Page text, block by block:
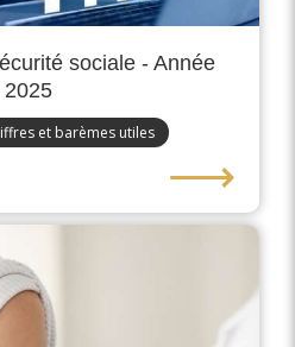
sociale - Année
2025
et barèmes utiles
⟶